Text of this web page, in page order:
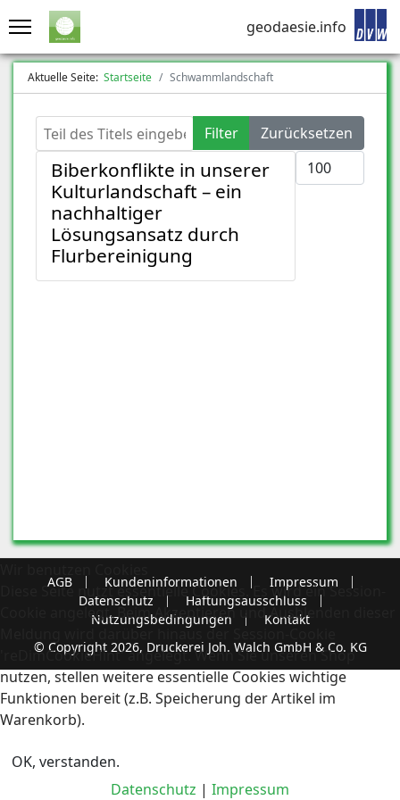
geodaesie.info
Aktuelle Seite: Startseite Schwammlandschaft
Teil des Titels eingeben Filter
Zurücksetzen
Anzeige #
Biberkonflikte in unserer
Kulturlandschaft – ein
nachhaltiger
Lösungsansatz durch
Flurbereinigung
AGB Kundeninformationen
Impressum
Datenschutz
Haftungsausschluss
Nutzungsbedingungen
Kontakt
© Copyright 2026, Druckerei Joh. Walch GmbH & Co. KG
Diese Seite nutzt essentielle Cookies. Es wird ein Session-
Cookie angelegt. Beim Akzeptieren und Ausblenden dieser
Meldung wird darüber hinaus der Session-Cookie
'reDimCookieHint' angelegt. Wenn Sie unseren Shop
nutzen, stellen weitere essentielle Cookies wichtige
Funktionen bereit (z.B. Speicherung der Artikel im
Warenkorb).
OK, verstanden.
Datenschutz | Impressum